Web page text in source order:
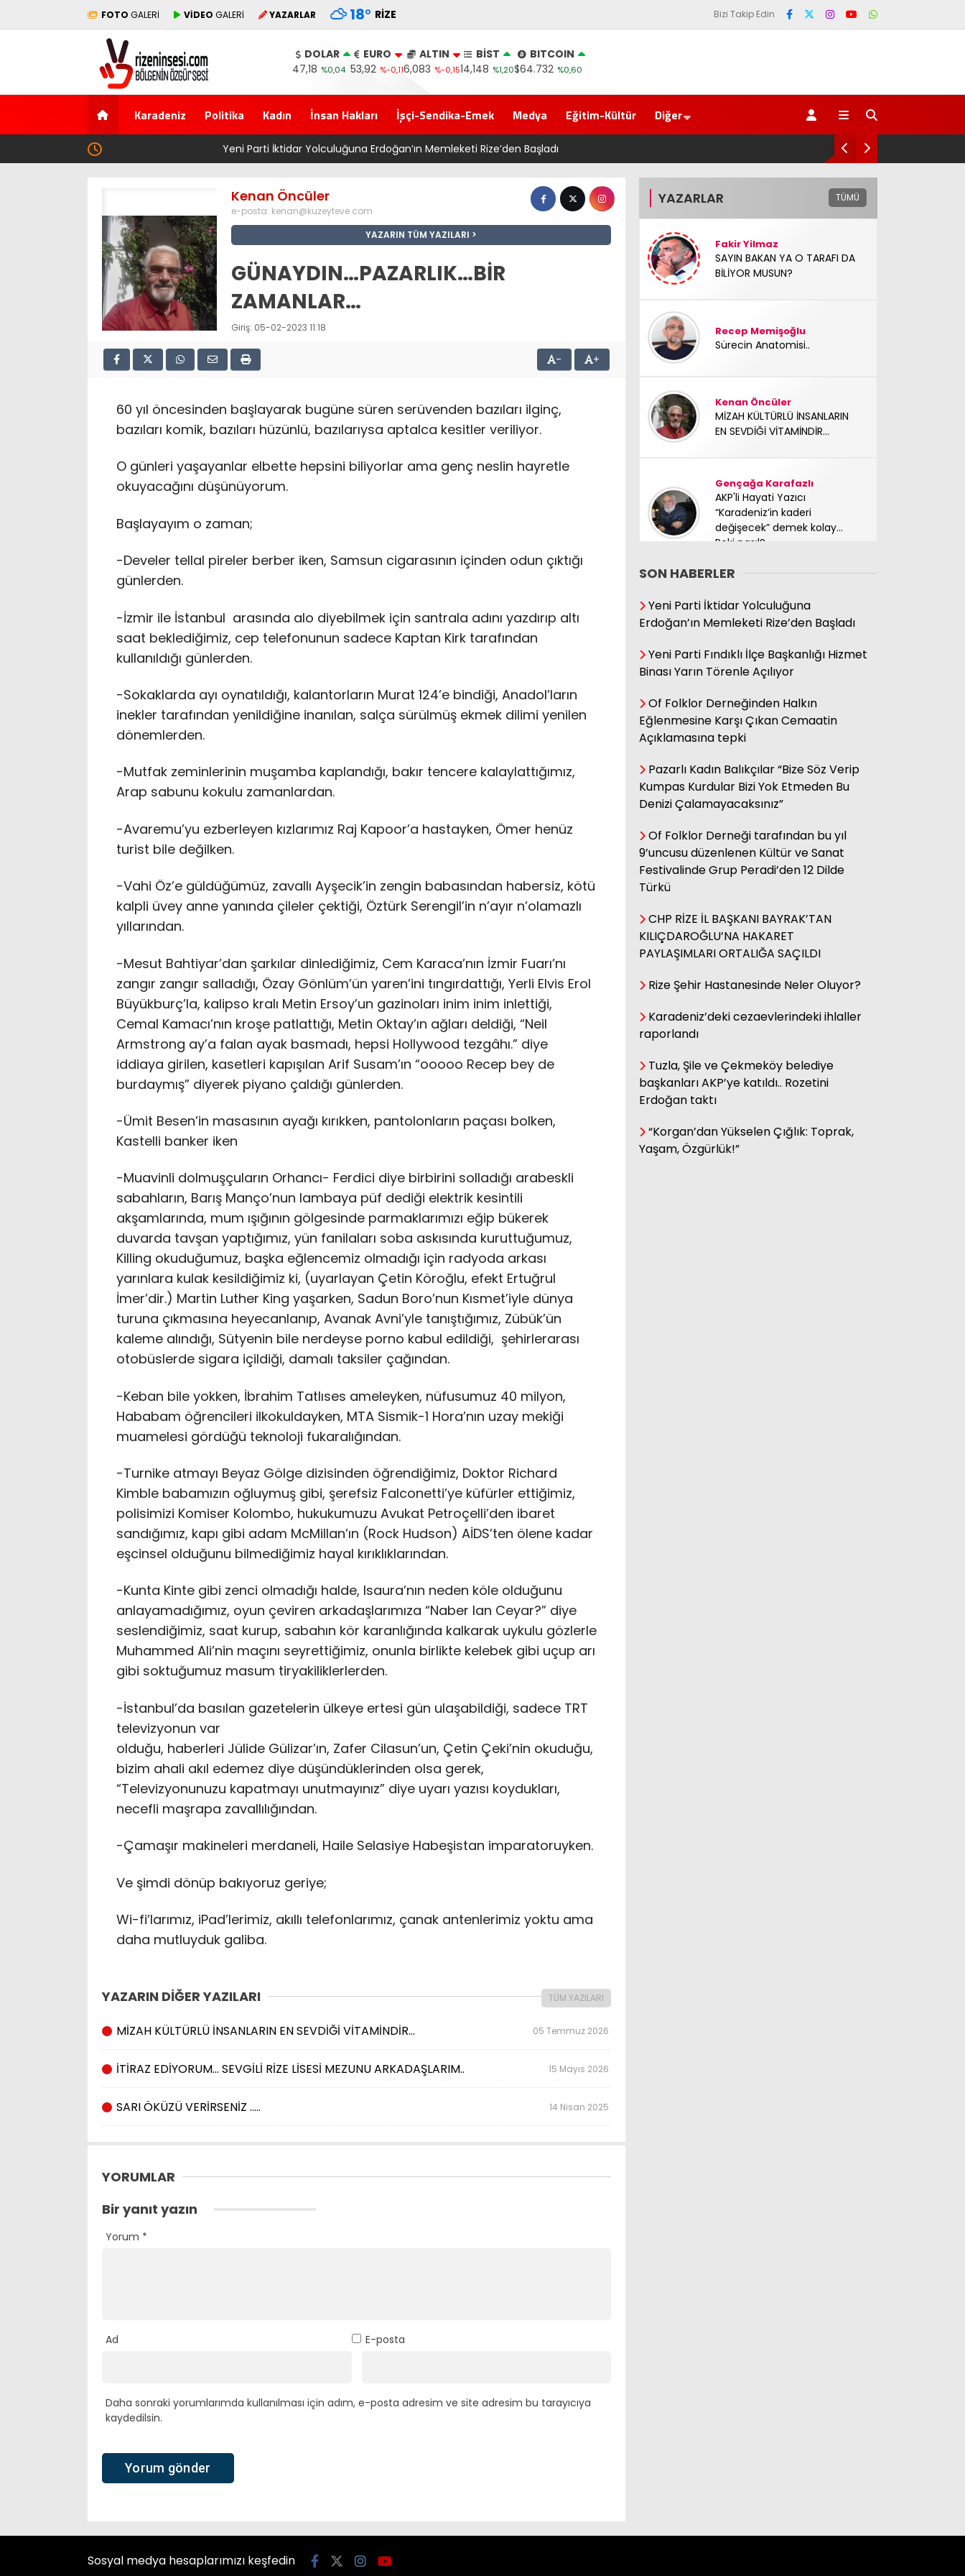
FOTO GALERİ VİDEO GALERİ YAZARLAR 18° RIZE Bizi Takip Edin
DOLAR
47,18 %0,04
EURO
53,92 %-0,11
ALTIN
6,083 %-0,15
BİST
14,148 %1,20
BITCOIN
$64.732 %0,60
Karadeniz Politika Kadın İnsan Hakları İşçi-Sendika-Emek Medya Eğitim-Kültür Diğer
Yeni Parti İktidar Yolculuğuna Erdoğan’ın Memleketi Rize’den Başladı Genel Af değil, kadın General..
Kenan Öncüler
e-posta: kenan@kuzeyteve.com
YAZARIN TÜM YAZILARI
GÜNAYDIN…PAZARLIK…BİR
ZAMANLAR…
Giriş: 05-02-2023 11:18
- +
60 yıl öncesinden başlayarak bugüne süren serüvenden bazıları ilginç,
bazıları komik, bazıları hüzünlü, bazılarıysa aptalca kesitler veriliyor.
O günleri yaşayanlar elbette hepsini biliyorlar ama genç neslin hayretle
okuyacağını düşünüyorum.
Başlayayım o zaman;
-Develer tellal pireler berber iken, Samsun cigarasının içinden odun çıktığı
günlerden.
-İzmir ile İstanbul arasında alo diyebilmek için santrala adını yazdırıp altı
saat beklediğimiz, cep telefonunun sadece Kaptan Kirk tarafından
kullanıldığı günlerden.
-Sokaklarda ayı oynatıldığı, kalantorların Murat 124’e bindiği, Anadol’ların
inekler tarafından yenildiğine inanılan, salça sürülmüş ekmek dilimi yenilen
dönemlerden.
-Mutfak zeminlerinin muşamba kaplandığı, bakır tencere kalaylattığımız,
Arap sabunu kokulu zamanlardan.
-Avaremu’yu ezberleyen kızlarımız Raj Kapoor’a hastayken, Ömer henüz
turist bile değilken.
-Vahi Öz’e güldüğümüz, zavallı Ayşecik’in zengin babasından habersiz, kötü
kalpli üvey anne yanında çileler çektiği, Öztürk Serengil’in n’ayır n’olamazlı
yıllarından.
-Mesut Bahtiyar’dan şarkılar dinlediğimiz, Cem Karaca’nın İzmir Fuarı’nı
zangır zangır salladığı, Özay Gönlüm’ün yaren’ini tıngırdattığı, Yerli Elvis Erol
Büyükburç’la, kalipso kralı Metin Ersoy’un gazinoları inim inim inlettiği,
Cemal Kamacı’nın kroşe patlattığı, Metin Oktay’ın ağları deldiği, “Neil
Armstrong ay’a falan ayak basmadı, hepsi Hollywood tezgâhı.” diye
iddiaya girilen, kasetleri kapışılan Arif Susam’ın “ooooo Recep bey de
burdaymış” diyerek piyano çaldığı günlerden.
-Ümit Besen’in masasının ayağı kırıkken, pantolonların paçası bolken,
Kastelli banker iken
-Muavinli dolmuşçuların Orhancı- Ferdici diye birbirini solladığı arabeskli
sabahların, Barış Manço’nun lambaya püf dediği elektrik kesintili
akşamlarında, mum ışığının gölgesinde parmaklarımızı eğip bükerek
duvarda tavşan yaptığımız, yün fanilaları soba askısında kuruttuğumuz,
Killing okuduğumuz, başka eğlencemiz olmadığı için radyoda arkası
yarınlara kulak kesildiğimiz ki, (uyarlayan Çetin Köroğlu, efekt Ertuğrul
İmer’dir.) Martin Luther King yaşarken, Sadun Boro’nun Kısmet’iyle dünya
turuna çıkmasına heyecanlanıp, Avanak Avni’yle tanıştığımız, Zübük’ün
kaleme alındığı, Sütyenin bile nerdeyse porno kabul edildiği, şehirlerarası
otobüslerde sigara içildiği, damalı taksiler çağından.
-Keban bile yokken, İbrahim Tatlıses ameleyken, nüfusumuz 40 milyon,
Hababam öğrencileri ilkokuldayken, MTA Sismik-1 Hora’nın uzay mekiği
muamelesi gördüğü teknoloji fukaralığından.
-Turnike atmayı Beyaz Gölge dizisinden öğrendiğimiz, Doktor Richard
Kimble babamızın oğluymuş gibi, şerefsiz Falconetti’ye küfürler ettiğimiz,
polisimizi Komiser Kolombo, hukukumuzu Avukat Petroçelli’den ibaret
sandığımız, kapı gibi adam McMillan’ın (Rock Hudson) AİDS’ten ölene kadar
eşcinsel olduğunu bilmediğimiz hayal kırıklıklarından.
-Kunta Kinte gibi zenci olmadığı halde, Isaura’nın neden köle olduğunu
anlayamadığımız, oyun çeviren arkadaşlarımıza “Naber lan Ceyar?” diye
seslendiğimiz, saat kurup, sabahın kör karanlığında kalkarak uykulu gözlerle
Muhammed Ali’nin maçını seyrettiğimiz, onunla birlikte kelebek gibi uçup arı
gibi soktuğumuz masum tiryakiliklerlerden.
-İstanbul’da basılan gazetelerin ülkeye ertesi gün ulaşabildiği, sadece TRT
televizyonun var
olduğu, haberleri Jülide Gülizar’ın, Zafer Cilasun’un, Çetin Çeki’nin okuduğu,
bizim ahali akıl edemez diye düşündüklerinden olsa gerek,
“Televizyonunuzu kapatmayı unutmayınız” diye uyarı yazısı koydukları,
necefli maşrapa zavallılığından.
-Çamaşır makineleri merdaneli, Haile Selasiye Habeşistan imparatoruyken.
Ve şimdi dönüp bakıyoruz geriye;
Wi-fi’larımız, iPad’lerimiz, akıllı telefonlarımız, çanak antenlerimiz yoktu ama
daha mutluyduk galiba.
YAZARIN DİĞER YAZILARI TÜM YAZILARI
MİZAH KÜLTÜRLÜ İNSANLARIN EN SEVDİĞİ VİTAMİNDİR… 05 Temmuz 2026
İTİRAZ EDİYORUM… SEVGİLİ RİZE LİSESİ MEZUNU ARKADAŞLARIM.. 15 Mayıs 2026
SARI ÖKÜZÜ VERİRSENİZ ….. 14 Nisan 2025
YORUMLAR
Bir yanıt yazın
Yorum *
Ad E-posta
Daha sonraki yorumlarımda kullanılması için adım, e-posta adresim ve site adresim bu tarayıcıya
kaydedilsin.
YAZARLAR TÜMÜ
Fakir Yilmaz
SAYIN BAKAN YA O TARAFI DA
BİLİYOR MUSUN?
Recep Memişoğlu
Sürecin Anatomisi..
Kenan Öncüler
MİZAH KÜLTÜRLÜ İNSANLARIN
EN SEVDİĞİ VİTAMİNDİR...
Gençağa Karafazlı
AKP'li Hayati Yazıcı
“Karadeniz’in kaderi
değişecek” demek kolay…
Peki nasıl?
Mücadele arkadaşımız
yoldaşımız TC Sinan Kutay
sağ olsun.
Adnan Onay
CHP RİZE MİTİNGİ: SAHİBİNİN
SESİ
Ali Kasap
.İllada Barış...
Kamil Kopuz
Din, Siyaset ve Toplum
Hasan Azakli
YENİ EĞİTİM ÖĞRETİM YILI
BAŞLARKEN.....
Elektrikte Taksite Bağlanmış
Fatma Genc
YILAN HİKÂYESİNE DÖNEN ÇAY
SON HABERLER
Yeni Parti İktidar Yolculuğuna
Erdoğan’ın Memleketi Rize’den Başladı
Yeni Parti Fındıklı İlçe Başkanlığı Hizmet
Binası Yarın Törenle Açılıyor
Of Folklor Derneğinden Halkın
Eğlenmesine Karşı Çıkan Cemaatin
Açıklamasına tepki
Pazarlı Kadın Balıkçılar “Bize Söz Verip
Kumpas Kurdular Bizi Yok Etmeden Bu
Denizi Çalamayacaksınız”
Of Folklor Derneği tarafından bu yıl
9’uncusu düzenlenen Kültür ve Sanat
Festivalinde Grup Peradi’den 12 Dilde
Türkü
CHP RİZE İL BAŞKANI BAYRAK’TAN
KILIÇDAROĞLU’NA HAKARET
PAYLAŞIMLARI ORTALIĞA SAÇILDI
Rize Şehir Hastanesinde Neler Oluyor?
Karadeniz’deki cezaevlerindeki ihlaller
raporlandı
Tuzla, Şile ve Çekmeköy belediye
başkanları AKP’ye katıldı.. Rozetini
Erdoğan taktı
“Korgan’dan Yükselen Çığlık: Toprak,
Yaşam, Özgürlük!”
Sosyal medya hesaplarımızı keşfedin